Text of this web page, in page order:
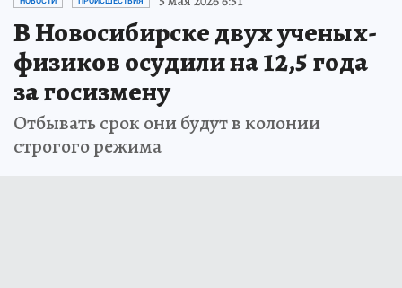
В Новосибирске двух ученых-
физиков осудили на 12,5 года
за госизмену
Отбывать срок они будут в колонии
строгого режима